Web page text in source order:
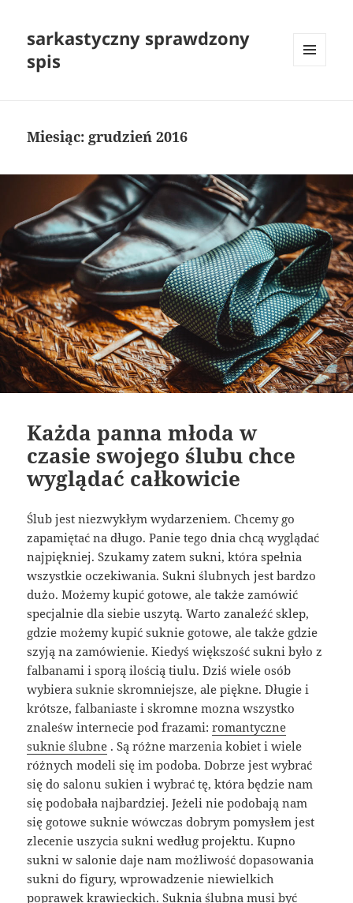
sarkastyczny sprawdzony
spis
Miesiąc: grudzień 2016
Każda panna młoda w
czasie swojego ślubu chce
wyglądać całkowicie
Ślub jest niezwykłym wydarzeniem. Chcemy go
zapamiętać na długo. Panie tego dnia chcą wyglądać
najpiękniej. Szukamy zatem sukni, która spełnia
wszystkie oczekiwania. Sukni ślubnych jest bardzo
dużo. Możemy kupić gotowe, ale także zamówić
specjalnie dla siebie uszytą. Warto zanaleźć sklep,
gdzie możemy kupić suknie gotowe, ale także gdzie
szyją na zamówienie. Kiedyś większość sukni było z
falbanami i sporą ilością tiulu. Dziś wiele osób
wybiera suknie skromniejsze, ale piękne. Długie i
krótsze, falbaniaste i skromne mozna wszystko
znaleśw internecie pod frazami:romantyczne
suknie ślubne . Są różne marzenia kobiet i wiele
różnych modeli się im podoba. Dobrze jest wybrać
się do salonu sukien i wybrać tę, która będzie nam
się podobała najbardziej. Jeżeli nie podobają nam
się gotowe suknie wówczas dobrym pomysłem jest
zlecenie uszycia sukni według projektu. Kupno
sukni w salonie daje nam możliwość dopasowania
sukni do figury, wprowadzenie niewielkich
poprawek krawieckich. Suknia ślubna musi być